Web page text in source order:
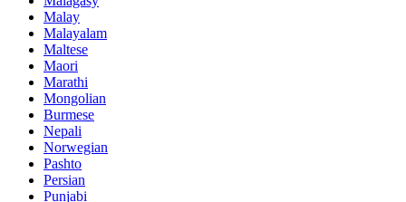
Malay
Malayalam
Maltese
Maori
Marathi
Mongolian
Burmese
Nepali
Norwegian
Pashto
Persian
Punjabi